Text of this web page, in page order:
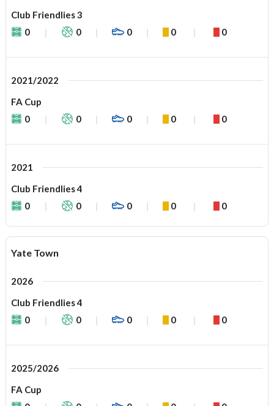
Club Friendlies 3
0
0 0 0 0
2021/2022
FA Cup
0
0 0 0 0
2021
Club Friendlies 4
0
0 0 0 0
Yate Town
2026
Club Friendlies 4
0
0 0 0 0
2025/2026
FA Cup